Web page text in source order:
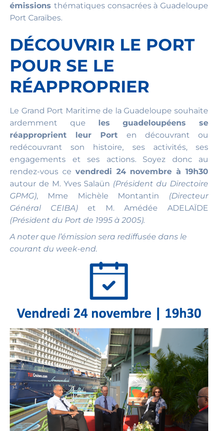
émissions thématiques consacrées à Guadeloupe
Port Caraïbes.
DÉCOUVRIR LE PORT
POUR SE LE
RÉAPPROPRIER
Le Grand Port Maritime de la Guadeloupe souhaite
ardemment que les guadeloupéens se
réapproprient leur Port en découvrant ou
redécouvrant son histoire, ses activités, ses
engagements et ses actions. Soyez donc au
rendez-vous ce vendredi 24 novembre à 19h30
autour de M. Yves Salaün (Président du Directoire
GPMG), Mme Michèle Montantin (Directeur
Général CEIBA) et M. Amédée ADELAÏDE
(Président du Port de 1995 à 2005).
A noter que l’émission sera rediffusée dans le
courant du week-end.